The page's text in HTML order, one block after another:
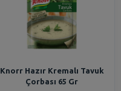
Knorr Hazır Kremalı Tavuk
Çorbası 65 Gr